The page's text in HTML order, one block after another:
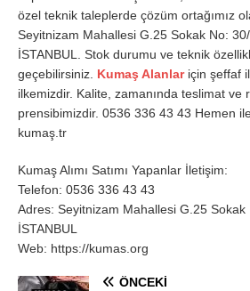
özel teknik taleplerde çözüm ortağımız
Seyitnizam Mahallesi G.25 Sokak No:
İSTANBUL. Stok durumu ve teknik
geçebilirsiniz. Kumaş Alanlariçin şeffaf
ilkemizdir. Kalite, zamanında teslimat ve
prensibimizdir. 0536 336 43 43 Hemen
kumaş.tr
Kumaş Alımı Satımı Yapanlar İletişim:
Telefon: 0536 336 43 43
Adres: Seyitnizam Mahallesi G.25
İSTANBUL
Web: https://kumas.org
ÖNCEKI